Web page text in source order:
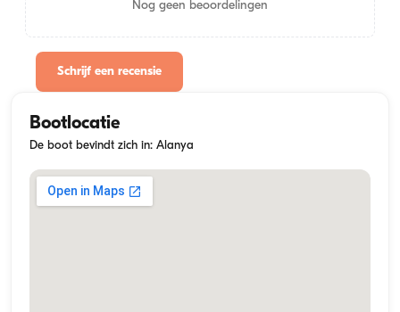
Nog geen beoordelingen
Schrijf een recensie
Bootlocatie
De boot bevindt zich in: Alanya